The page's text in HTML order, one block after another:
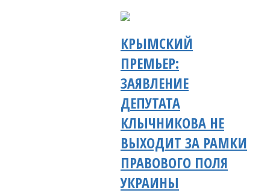
КРЫМСКИЙ
ПРЕМЬЕР:
ЗАЯВЛЕНИЕ
ДЕПУТАТА
КЛЫЧНИКОВА НЕ
ВЫХОДИТ ЗА РАМКИ
ПРАВОВОГО ПОЛЯ
УКРАИНЫ